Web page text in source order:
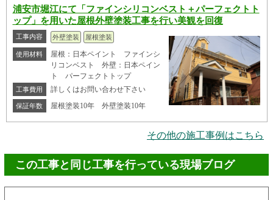
浦安市堀江にて「ファインシリコンベスト＋パーフェクトト
ップ」を用いた屋根外壁塗装工事を行い美観を回復
工事内容 外壁塗装 屋根塗装
使用材料
屋根：日本ペイント ファインシ
リコンベスト 外壁：日本ペイン
ト パーフェクトトップ
工事費用 詳しくはお問い合わせ下さい
保証年数 屋根塗装10年 外壁塗装10年
その他の施工事例はこちら
この工事と同じ工事を行っている現場ブログ